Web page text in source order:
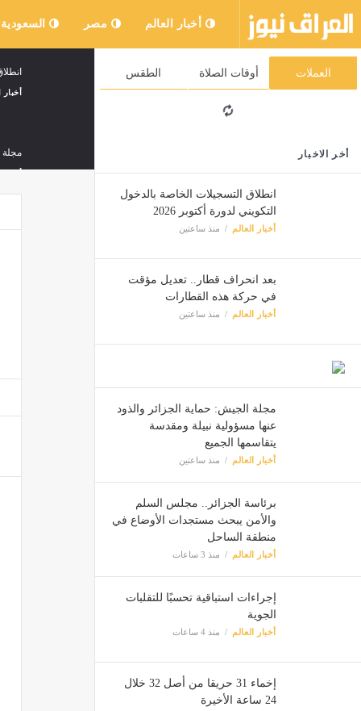
أخبار العالم مصر السعودية
العملات أوقات الصلاة الطقس
أخر الاخبار
انطلاق التسجيلات الخاصة بالدخول
التكويني لدورة أكتوبر 2026
أخبار العالم منذ ساعتين
بعد انحراف قطار.. تعديل مؤقت
في حركة هذه القطارات
أخبار العالم منذ ساعتين
مجلة الجيش: حماية الجزائر والذود
عنها مسؤولية نبيلة ومقدسة
يتقاسمها الجميع
أخبار العالم منذ ساعتين
برئاسة الجزائر.. مجلس السلم
والأمن يبحث مستجدات الأوضاع في
منطقة الساحل
أخبار العالم منذ 3 ساعات
إجراءات استباقية تحسبًا للتقلبات
الجوية
أخبار العالم منذ 4 ساعات
إخماء 31 حريقا من أصل 32 خلال
24 ساعة الأخيرة
أخبار
مجلة
أخبار